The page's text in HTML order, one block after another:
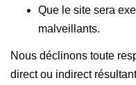
Que le site sera
malveillants.
Nous déclinons toute
direct ou indirect